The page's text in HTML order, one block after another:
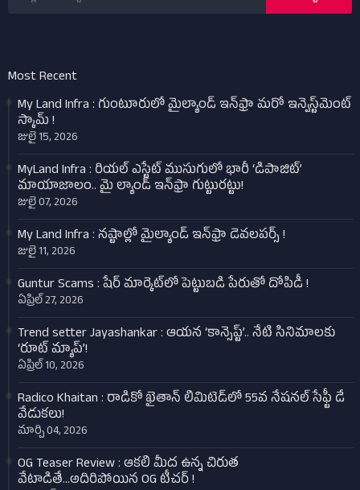
Most Recent
My Land Infra : గుంటూరులో మైల్యాండ్ ఇన్‌ఫ్రా మరో ఇన్వెస్ట్‌మెంట్
స్కామ్ !
జులై 15, 2026
MyLand Infra : రియల్ ఎస్టేట్ ముసుగులో భారీ ‘డిపాజిట్’
మాయాజాలం.. మై ల్యాండ్ ఇన్‌ఫ్రా గుట్టురట్టు!
జులై 07, 2026
My Land Infra : నష్టాల్లో మైల్యాండ్ ఇన్‌ఫ్రా డెవలపర్స్ !
జులై 11, 2026
Guntur Scams : షేర్ మార్కెట్‌లో పెట్టుబడి పేరుతో దోపిడీ !
ఏప్రిల్ 27, 2026
Trend setter Jayashankar : ఆయన ‘కాన్సెప్ట్’.. నేటి సినిమాలకు
‘రూట్ మ్యాప్’!
ఏప్రిల్ 10, 2026
Radico Khaitan : రాడికో ఖైతాన్ లిమిటెడ్‌లో 55వ నేషనల్ సేఫ్టీ డే
వేడుకలు!
మార్చి 04, 2026
OG Teaser Review : ఆకలి మీద ఉన్న చిరుత
వేటాడితే...అదిరిపోయిన OG టీచర్‌ !